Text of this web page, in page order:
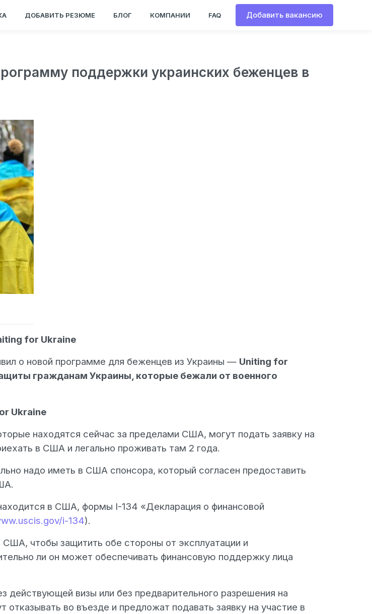
ДОБАВИТЬ РЕЗЮМЕ БЛОГ КОМПАНИИ FAQ Добавить вакансию
поддержки украинских беженцев в
for Ukraine
о новой программе для беженцев из Украины — Uniting for
гражданам Украины, которые бежали от военного
Ukraine
находятся сейчас за пределами США, могут подать заявку на
в США и легально проживать там 2 года.
надо иметь в США спонсора, который согласен предоставить
в США, формы I-134 «Декларация о финансовой
i-134).
чтобы защитить обе стороны от эксплуатации и
ли он может обеспечивать финансовую поддержку лица
визы или без предварительного разрешения на
отказывать во въезде и предложат подавать заявку на участие в